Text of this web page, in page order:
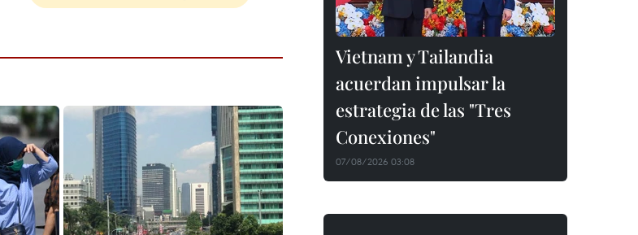
Vietnam y Tailandia
acuerdan impulsar la
estrategia de las "Tres
Conexiones"
07/08/2026 03:08